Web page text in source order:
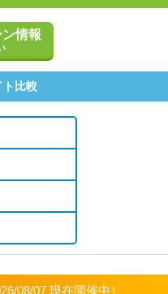
情報
ト比較
08/07 現在開催中）